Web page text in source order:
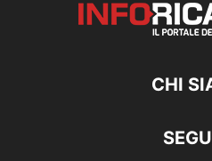
CHI